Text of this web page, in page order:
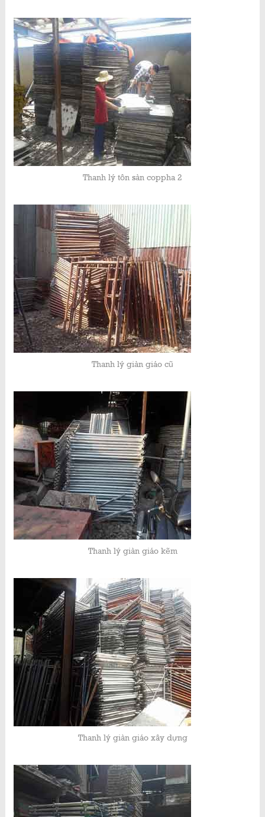
Thanh lý tôn sàn coppha 2
Thanh lý giàn giáo cũ
Thanh lý giàn giáo kẽm
Thanh lý giàn giáo xây dựng